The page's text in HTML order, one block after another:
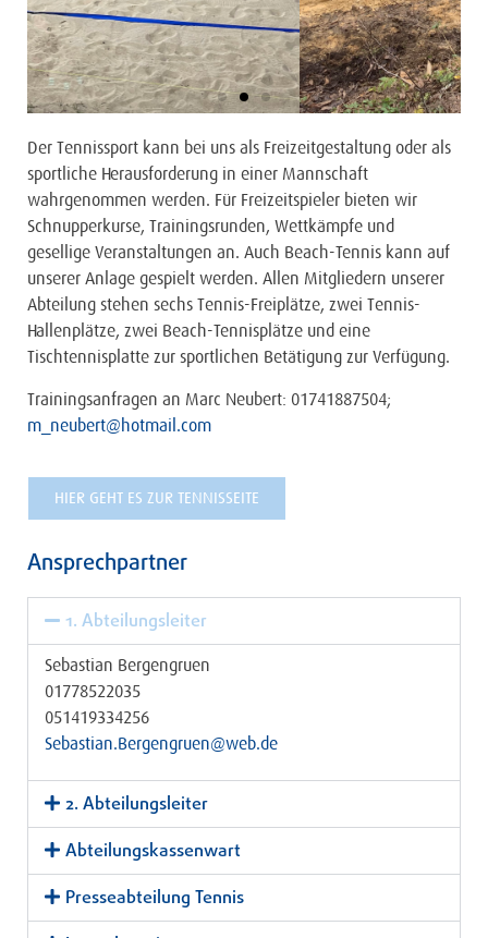
Der Tennissport kann bei uns als Freizeitgestaltung oder als
sportliche Herausforderung in einer Mannschaft
wahrgenommen werden. Für Freizeitspieler bieten wir
Schnupperkurse, Trainingsrunden, Wettkämpfe und
gesellige Veranstaltungen an. Auch Beach-Tennis kann auf
unserer Anlage gespielt werden. Allen Mitgliedern unserer
Abteilung stehen sechs Tennis-Freiplätze, zwei Tennis-
Hallenplätze, zwei Beach-Tennisplätze und eine
Tischtennisplatte zur sportlichen Betätigung zur Verfügung.
Trainingsanfragen an Marc Neubert: 01741887504;
m_neubert@hotmail.com
HIER GEHT ES ZUR TENNISSEITE
Ansprechpartner
1. Abteilungsleiter
Sebastian Bergengruen
01778522035
051419334256
Sebastian.Bergengruen@web.de
2. Abteilungsleiter
Abteilungskassenwart
Presseabteilung Tennis